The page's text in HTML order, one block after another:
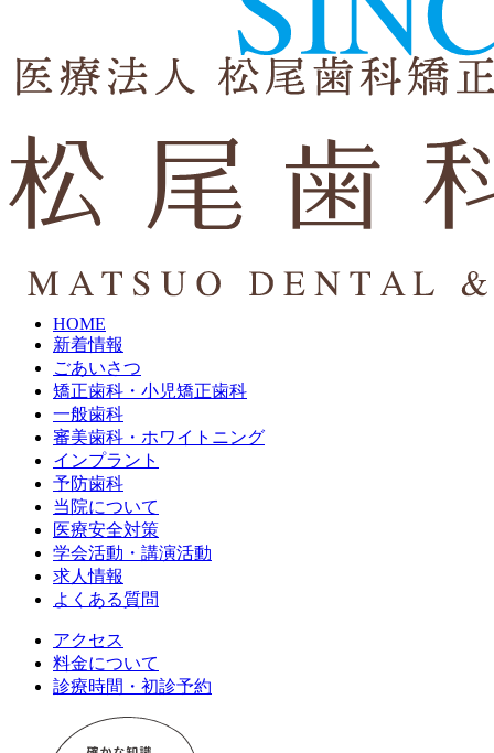
HOME
新着情報
ごあいさつ
矯正歯科・小児矯正歯科
一般歯科
審美歯科・ホワイトニング
インプラント
予防歯科
当院について
医療安全対策
学会活動・講演活動
求人情報
よくある質問
アクセス
料金について
診療時間・初診予約